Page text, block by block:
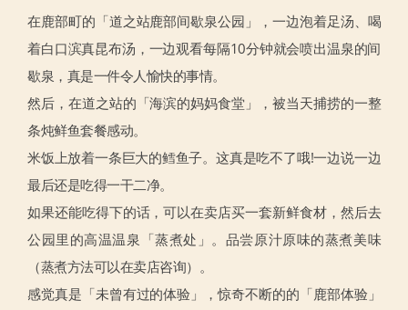
在鹿部町的「道之站鹿部间歇泉公园」，一边泡着足汤、喝
着白口滨真昆布汤，一边观看每隔10分钟就会喷出温泉的间
歇泉，真是一件令人愉快的事情。
然后，在道之站的「海滨的妈妈食堂」，被当天捕捞的一整
条炖鲜鱼套餐感动。
米饭上放着一条巨大的鳕鱼子。这真是吃不了哦!一边说一边
最后还是吃得一干二净。
如果还能吃得下的话，可以在卖店买一套新鲜食材，然后去
公园里的高温温泉「蒸煮处」。品尝原汁原味的蒸煮美味
（蒸煮方法可以在卖店咨询）。
感觉真是「未曾有过的体验」，惊奇不断的的「鹿部体验」